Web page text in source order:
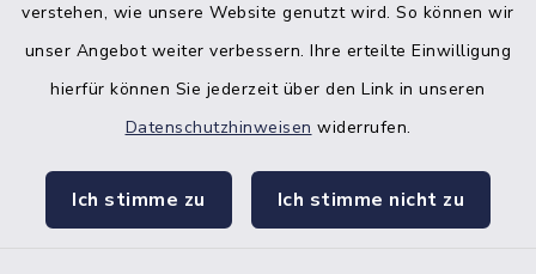
verstehen, wie unsere Website genutzt wird. So können wir
unser Angebot weiter verbessern. Ihre erteilte Einwilligung
hierfür können Sie jederzeit über den Link in unseren
Datenschutzhinweisen widerrufen.
Ich stimme zu Ich stimme nicht zu
facebook